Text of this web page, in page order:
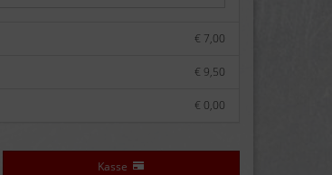
€ 7,00
€ 9,50
€ 0,00
Kasse